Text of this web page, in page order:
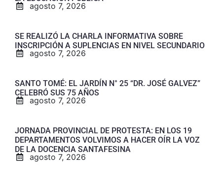
agosto 7, 2026
SE REALIZÓ LA CHARLA INFORMATIVA SOBRE
INSCRIPCIÓN A SUPLENCIAS EN NIVEL SECUNDARIO
agosto 7, 2026
SANTO TOMÉ: EL JARDÍN N° 25 “DR. JOSÉ GALVEZ”
CELEBRÓ SUS 75 AÑOS
agosto 7, 2026
JORNADA PROVINCIAL DE PROTESTA: EN LOS 19
DEPARTAMENTOS VOLVIMOS A HACER OÍR LA VOZ
DE LA DOCENCIA SANTAFESINA
agosto 7, 2026